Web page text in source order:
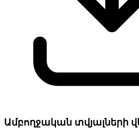
Ամբողջական տվյալների